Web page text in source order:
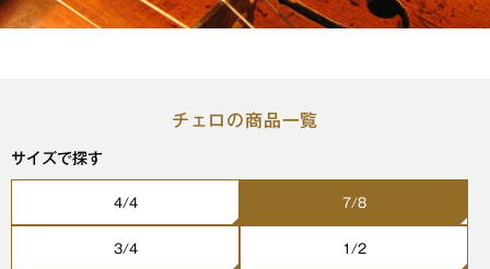
チェロの商品一覧
サイズで探す
4/4 7/8
3/4 1/2